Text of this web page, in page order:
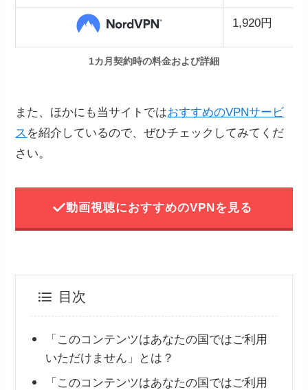
1,920円
1カ月契約時の料金および詳細
また、ほかにも当サイトではおすすめのVPNサービ
ス を紹介しているので、ぜひチェックしてみてくだ
さい。
動画視聴におすすめのVPNを見る
目次
「このコンテンツはあなたの国ではご利用
いただけません」とは？
「このコンテンツはあなたの国ではご利用